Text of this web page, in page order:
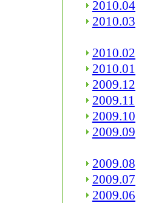
2010.04
2010.03
2010.02
2010.01
2009.12
2009.11
2009.10
2009.09
2009.08
2009.07
2009.06